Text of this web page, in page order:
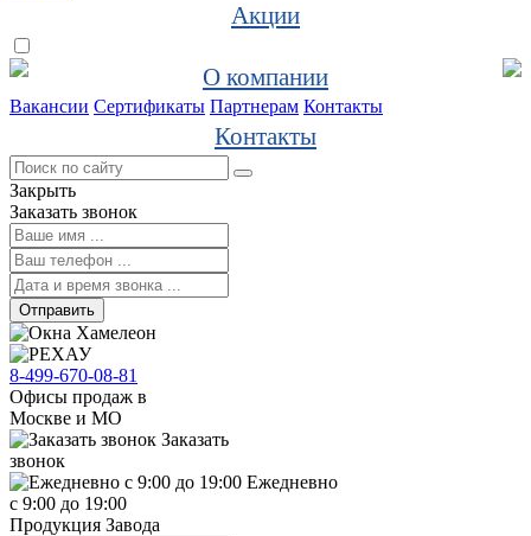
Акции
О компании
Вакансии Сертификаты Партнерам Контакты
Контакты
Закрыть
Заказать звонок
Отправить
8-499-670-08-81
Офисы продаж в
Москве и МО
Заказать
звонок
Ежедневно
с 9:00 до 19:00
Продукция Завода